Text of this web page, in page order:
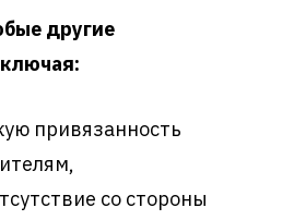
другие
привязанность
со стороны